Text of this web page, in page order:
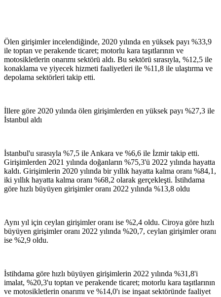
Ölen girişimler incelendiğinde, 2020 yılında en yüksek payı %33,9
ile toptan ve perakende ticaret; motorlu kara taşıtlarının ve
motosikletlerin onarımı sektörü aldı. Bu sektörü sırasıyla, %12,5 ile
konaklama ve yiyecek hizmeti faaliyetleri ile %11,8 ile ulaştırma ve
depolama sektörleri takip etti.
İllere göre 2020 yılında ölen girişimlerden en yüksek payı %27,3 ile
İstanbul aldı
İstanbul'u sırasıyla %7,5 ile Ankara ve %6,6 ile İzmir takip etti.
Girişimlerden 2021 yılında doğanların %75,3'ü 2022 yılında hayatta
kaldı. Girişimlerin 2020 yılında bir yıllık hayatta kalma oranı %84,1,
iki yıllık hayatta kalma oranı %68,2 olarak gerçekleşti. İstihdama
göre hızlı büyüyen girişimler oranı 2022 yılında %13,8 oldu
Aynı yıl için ceylan girişimler oranı ise %2,4 oldu. Ciroya göre hızlı
büyüyen girişimler oranı 2022 yılında %20,7, ceylan girişimler oranı
ise %2,9 oldu.
İstihdama göre hızlı büyüyen girişimlerin 2022 yılında %31,8'i
imalat, %20,3'u toptan ve perakende ticaret; motorlu kara taşıtlarının
ve motosikletlerin onarımı ve %14,0'ı ise inşaat sektöründe faaliyet